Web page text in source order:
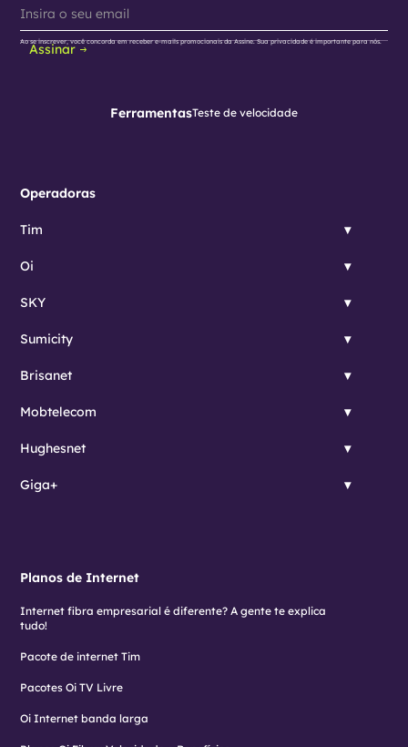
Assinar
Ao se inscrever, você concorda em receber e-mails promocionais da Assine. Sua privacidade é importante para nós.
FerramentasTeste de velocidade
Operadoras
Tim
Oi
SKY
Sumicity
Brisanet
Mobtelecom
Hughesnet
Giga+
Planos de Internet
Internet fibra empresarial é diferente? A gente te explica
tudo!
Pacote de internet Tim
Pacotes Oi TV Livre
Oi Internet banda larga